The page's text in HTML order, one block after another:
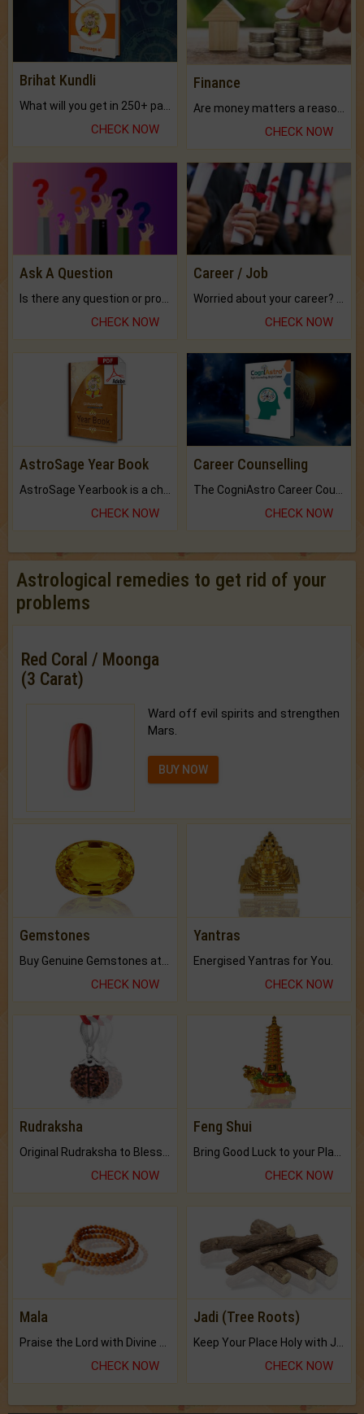
Brihat Kundli
CHECK NOW
Finance
CHECK NOW
Ask A Question
CHECK NOW
Career / Job
CHECK NOW
AstroSage Year Book
CHECK NOW
Career Counselling
CHECK NOW
Astrological remedies to get rid of your
problems
Red Coral / Moonga
(3 Carat)
Ward off evil spirits and strengthen
Mars.
BUY NOW
Gemstones
CHECK NOW
Yantras
Energised Yantras for You.
CHECK NOW
Rudraksha
CHECK NOW
Feng Shui
CHECK NOW
Mala
Praise the Lord with Divine Energies of Mala.
CHECK NOW
Jadi (Tree Roots)
Keep Your Place Holy with Jadi.
CHECK NOW